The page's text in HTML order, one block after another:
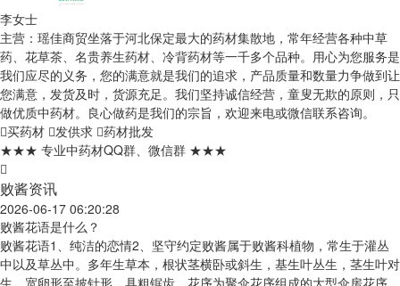
李女士
主营：瑶佳商贸坐落于河北保定最大的药材集散地，常年经营各种中草
药、花草茶、名贵养生药材、冷背药材等一千多个品种。用心为您服务是
我们应尽的义务，您的满意就是我们的追求，产品质量和数量力争做到让
您满意，发货及时，货源充足。我们坚持诚信经营，童叟无欺的原则，只
做优质中药材。良心做药是我们的宗旨，欢迎来电或微信联系咨询。
买药材 发供求 药材批发
★★★ 专业中药材QQ群、微信群 ★★★
败酱资讯
2026-06-17 06:20:28
败酱花语是什么？
败酱花语1、纯洁的恋情2、坚守约定败酱属于败酱科植物，常生于灌丛
中以及草丛中。多年生草本，根状茎横卧或斜生，基生叶丛生，茎生叶对
生，宽卵形至披针形，具粗锯齿，花序为聚伞花序组成的大型伞房花序，